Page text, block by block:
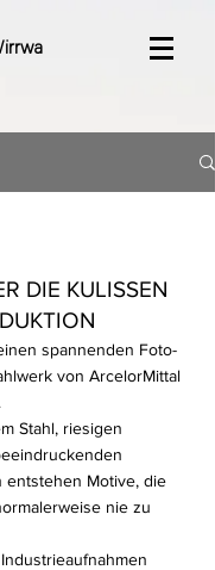
DIE KULISSEN
spannenden Foto-
von ArcelorMittal
Stahl, riesigen
entstehen Motive, die
nie zu